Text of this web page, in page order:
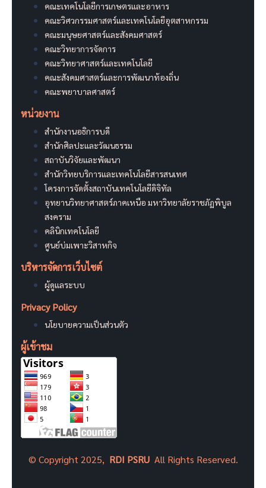
คณะเทคโนโลยีการเกษตรและอาหาร
คณะวิศวกรรมศาสตร์และเทคโนโลยีอุตสาหกรรม
คณะมนุษยศาสตร์และสังคมศาสตร์
คณะวิทยาการจัดการ
คณะวิทยาศาสตร์และเทคโนโลยี
คณะสังคมศาสตร์และการพัฒนาท้องถิ่น
คณะพยาบาลศาสตร์
หน่วยงาน
สำนักงานอธิการบดี
สำนักศิลปะและวัฒนธรรม
สถาบันวิจัยและพัฒนา
สำนักวิทยบริการและเทคโนโลยีสารสนเทศ
โครงการจัดตั้งสถาบันเทคโนโลยีดิจิทัล
อุทยานวิทยาศาสตร์ภาคเหนือ มหาวิทยาลัยราชภัฏพิบูล
สงคราม
คลินิกเทคโนโลยี
ศูนย์บ่มเพาะวิสาหกิจ
บริหารจัดการเว็บไซต์
ผู้ดูแลระบบ
Privacy Policy
นโยบายความเป็นส่วนตัว
ผู้เข้าชม
© Copyright 2025, RDI PSRU All Rights Reserved.